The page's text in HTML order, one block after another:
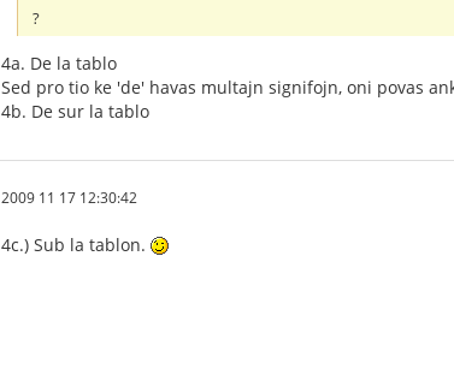
?
4a. De la tablo
Sed pro tio ke 'de' havas multajn signifojn, oni povas
4b. De sur la tablo
2009 11 17 12:30:42
4c.) Sub la tablon.